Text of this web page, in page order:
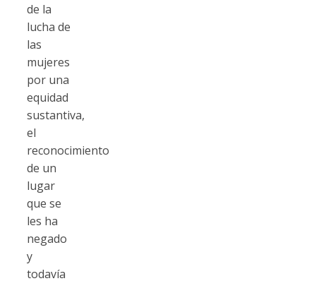
de la
lucha de
las
mujeres
por una
equidad
sustantiva,
el
reconocimiento
de un
lugar
que se
les ha
negado
y
todavía